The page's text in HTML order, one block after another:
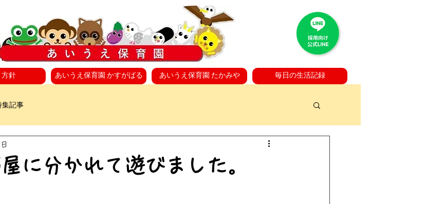
針 あいうえ保育園 かすがばる あいうえ保育園 たかみや 毎日の生活記録
集記事
に分かれて遊びました。